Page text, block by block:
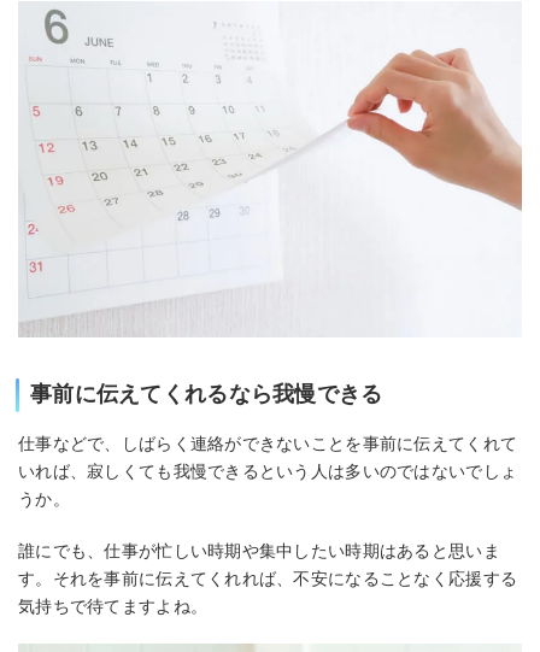
事前に伝えてくれるなら我慢できる
仕事などで、しばらく連絡ができないことを事前に伝えてくれて
いれば、寂しくても我慢できるという人は多いのではないでしょ
うか。
誰にでも、仕事が忙しい時期や集中したい時期はあると思いま
す。それを事前に伝えてくれれば、不安になることなく応援する
気持ちで待てますよね。